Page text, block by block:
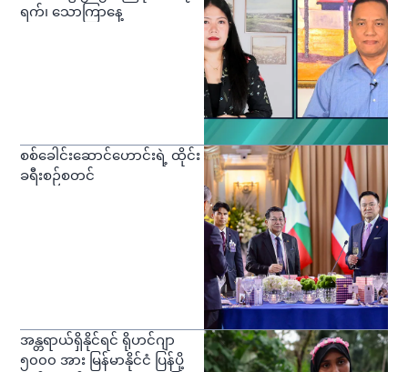
ရက်၊ သောကြာနေ့
စစ်ခေါင်းဆောင်ဟောင်းရဲ့ ထိုင်း
ခရီးစဉ်စတင်
အန္တရာယ်ရှိနိုင်ရင် ရိုဟင်ဂျာ
၅၀၀၀ အား မြန်မာနိုင်ငံ ပြန်ပို့